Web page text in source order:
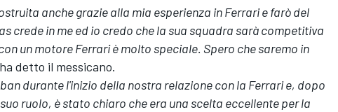
anche grazie alla mia esperienza in Ferrari e farò del
crede in me ed io credo che la sua squadra sarà competitiva
un motore Ferrari è molto speciale. Spero che saremo in
detto il messicano.
durante l'inizio della nostra relazione con la Ferrari e, dopo
ruolo, è stato chiaro che era una scelta eccellente per la